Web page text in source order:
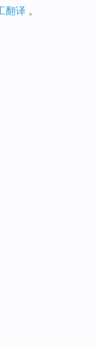
翻译 。